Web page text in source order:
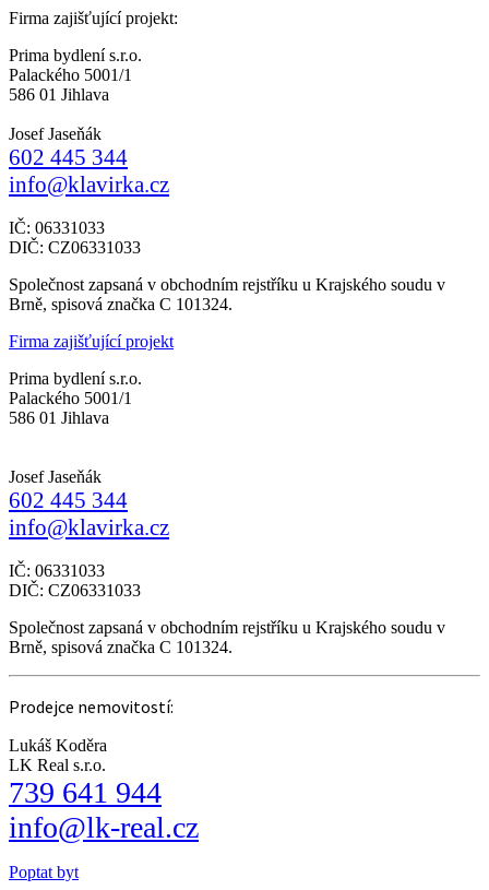
Firma zajišťující projekt:
Prima bydlení s.r.o.
Palackého 5001/1
586 01 Jihlava
Josef Jaseňák
602 445 344
info@klavirka.cz
IČ: 06331033
DIČ: CZ06331033
Společnost zapsaná v obchodním rejstříku u Krajského soudu v
Brně, spisová značka C 101324.
Firma zajišťující projekt
Prima bydlení s.r.o.
Palackého 5001/1
586 01 Jihlava
Josef Jaseňák
602 445 344
info@klavirka.cz
IČ: 06331033
DIČ: CZ06331033
Společnost zapsaná v obchodním rejstříku u Krajského soudu v
Brně, spisová značka C 101324.
Prodejce nemovitostí:
Lukáš Koděra
LK Real s.r.o.
739 641 944
info@lk-real.cz
Poptat byt